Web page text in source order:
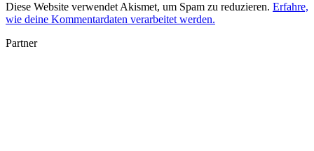
Diese Website verwendet Akismet, um Spam zu reduzieren. Erfahre,
wie deine Kommentardaten verarbeitet werden.
Partner